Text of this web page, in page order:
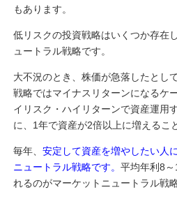
もあります。
低リスクの投資戦略はいくつか存在
ュートラル戦略です。
大不況のとき、株価が急落したとし
戦略ではマイナスリターンになるケ
イリスク・ハイリターンで資産運用
に、1年で資産が2倍以上に増えるこ
毎年、 安定して資産を増やしたい人
ニュートラル戦略です。 平均年利8～
れるのがマーケットニュートラル戦